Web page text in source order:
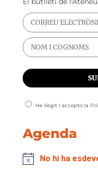
He llegit i accepto la
Agenda
No hi ha